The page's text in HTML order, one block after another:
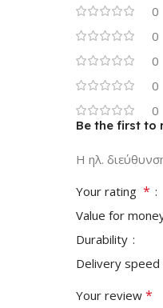
0
0
0
0
0
Be the first to
Η ηλ.
Your rating *
Value for
Durability
Delivery speed
Your review *